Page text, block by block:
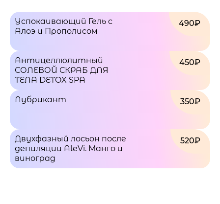
490₽
Успокаивающий Гель с
Алоэ и Прополисом
450₽
Антицеллюлитный
СОЛЕВОЙ СКРАБ ДЛЯ
ТЕЛА DETOX SPA
350₽
Лубрикант
520₽
Двухфазный лосьон после
депиляции AleVi. Манго и
виноград